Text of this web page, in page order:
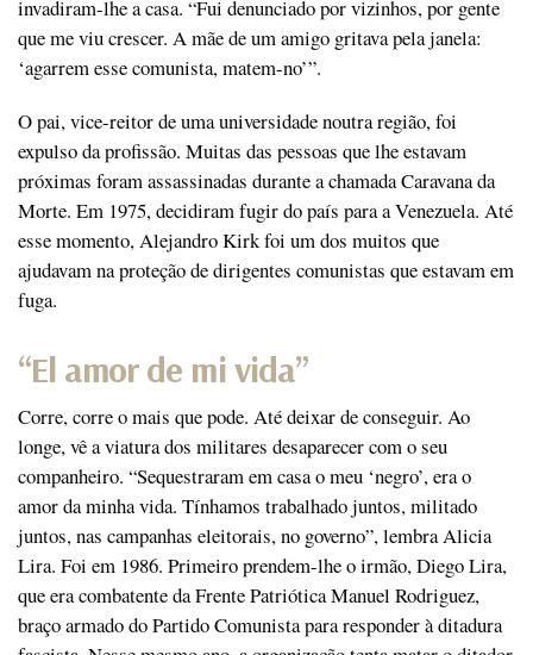
invadiram-lhe a casa. “Fui denunciado por vizinhos, por gente
que me viu crescer. A mãe de um amigo gritava pela janela:
‘agarrem esse comunista, matem-no’”.
O pai, vice-reitor de uma universidade noutra região, foi
expulso da profissão. Muitas das pessoas que lhe estavam
próximas foram assassinadas durante a chamada Caravana da
Morte. Em 1975, decidiram fugir do país para a Venezuela. Até
esse momento, Alejandro Kirk foi um dos muitos que
ajudavam na proteção de dirigentes comunistas que estavam em
fuga.
“El amor de mi vida”
Corre, corre o mais que pode. Até deixar de conseguir. Ao
longe, vê a viatura dos militares desaparecer com o seu
companheiro. “Sequestraram em casa o meu ‘negro’, era o
amor da minha vida. Tínhamos trabalhado juntos, militado
juntos, nas campanhas eleitorais, no governo”, lembra Alicia
Lira. Foi em 1986. Primeiro prendem-lhe o irmão, Diego Lira,
que era combatente da Frente Patriótica Manuel Rodriguez,
braço armado do Partido Comunista para responder à ditadura